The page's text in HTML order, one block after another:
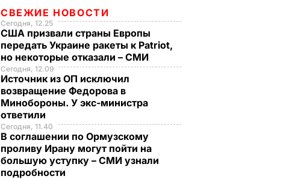
СВЕЖИЕ НОВОСТИ
Сегодня, 12.25
США призвали страны Европы
передать Украине ракеты к Patriot,
но некоторые отказали – СМИ
Сегодня, 12.09
Источник из ОП исключил
возвращение Федорова в
Минобороны. У экс-министра
ответили
Сегодня, 11.40
В соглашении по Ормузскому
проливу Ирану могут пойти на
большую уступку – СМИ узнали
подробности